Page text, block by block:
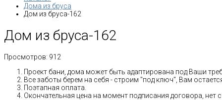
Дома из бруса
Дом из бруса-162
Дом из бруса-162
Просмотров: 912
Проект бани, дома может быть адаптирована под Ваши
Все заботы берем на себя - строим "под ключ", Вам
Поэтапная оплата.
Окончательная цена на момент подписания договора, нет